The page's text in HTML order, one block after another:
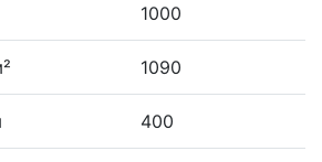
1000
1090
400